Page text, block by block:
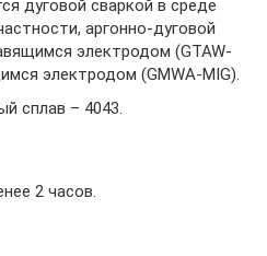
дуговой сваркой в среде
аргонно-дуговой
электродом (GTAW-
электродом (GMWA-MIG).
сплав – 4043.
2 часов.